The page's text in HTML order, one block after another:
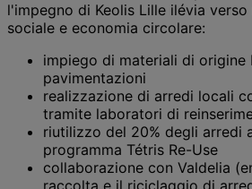
l'impegno di Keolis Lille ilévia
sociale e economia circolare:
impiego di materiali di origine
pavimentazioni
realizzazione di arredi locali
tramite laboratori di
riutilizzo del 20% degli arredi
programma Tétris Re-Use
collaborazione con Valdelia